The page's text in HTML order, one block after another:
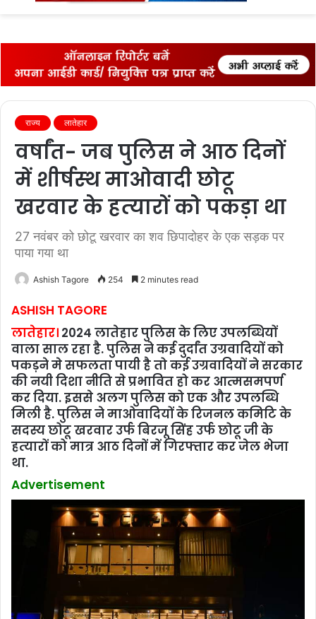
राज्‍य लातेहार
वर्षांत- जब पुलिस ने आठ दिनों
में शीर्षस्‍थ माओवादी छोटू
खरवार के हत्‍यारों को पकड़ा था
27 नवंबर को छोटू खरवार का शव छिपादोहर के एक सड़क पर
पाया गया था
Ashish Tagore 254 2 minutes read
ASHISH TAGORE
लातेहार। 2024 लातेहार पुलिस के लिए उपलब्धियों
वाला साल रहा है. पुलिस ने कई दुर्दांत उग्रवादियों को
पकड़ने मे सफलता पायी है तो कई उग्रवादियों ने सरकार
की नयी दिशा नीति से प्रभावित हो कर आत्‍मसमपर्ण
कर दिया. इससे अलग पुलिस को एक और उपलब्धि
मिली है. पुलिस ने माओवादियों के रिजनल कमिटि के
सदस्‍य छोटू खरवार उर्फ बिरजू सिंह उर्फ छोटू जी के
हत्‍यारों को मात्र आठ दिनों में गिरफ्तार कर जेल भेजा
था.
Advertisement